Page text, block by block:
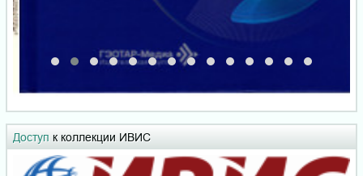
Доступ к коллекции ИВИС